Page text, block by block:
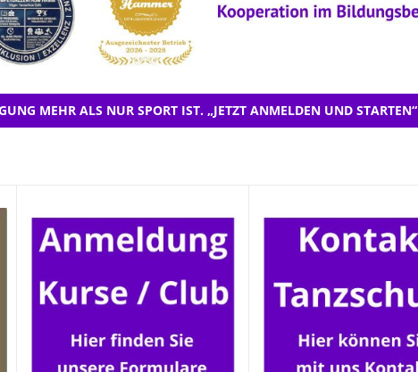
MEHR ALS NUR SPORT IST. „JETZT ANMELDEN UND STARTEN“